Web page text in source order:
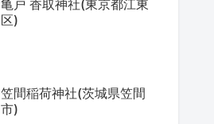
亀戸 香取神社(東京都江東
区)
笠間稲荷神社(茨城県笠間
市)